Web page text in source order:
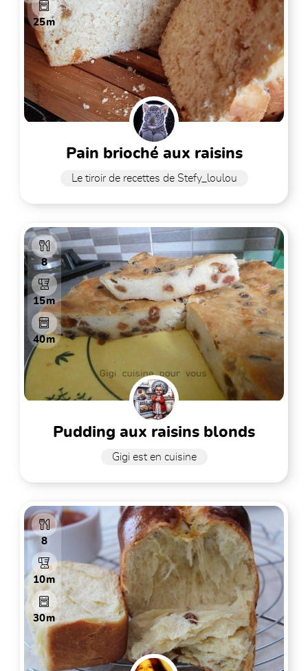
25m
pain brioché aux raisins
Le tiroir de recettes de Stefy_loulou
8
15m
40m
pudding aux raisins blonds
Gigi est en cuisine
8
10m
30m